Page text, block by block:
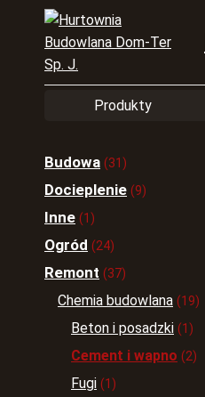
Produkty
Budowa (31)
Docieplenie (9)
Inne (1)
Ogród (24)
Remont (37)
Chemia budowlana (19)
Beton i posadzki (1)
Cement i wapno (2)
Fugi (1)